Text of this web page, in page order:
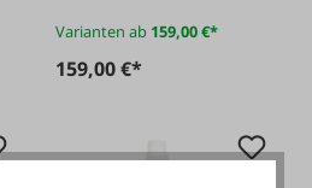
Varianten ab 159,00 €*
159,00 €*